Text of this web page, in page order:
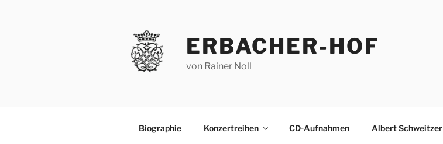
ERBACHER-HOF
von Rainer Noll
Biographie Konzertreihen CD-Aufnahmen Albert Schweitzer